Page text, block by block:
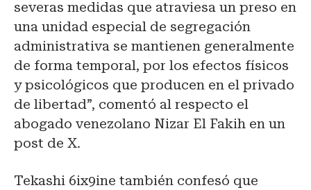
severas medidas que atraviesa un preso en
una unidad especial de segregación
administrativa se mantienen generalmente
de forma temporal, por los efectos físicos
y psicológicos que producen en el privado
de libertad”, comentó al respecto el
abogado venezolano Nizar El Fakih en un
post de X.
Tekashi 6ix9ine también confesó que